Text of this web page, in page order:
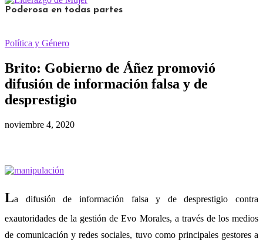
Poderosa en todas partes
Política y Género
Brito: Gobierno de Áñez promovió
difusión de información falsa y de
desprestigio
noviembre 4, 2020
La difusión de información falsa y de desprestigio contra
exautoridades de la gestión de Evo Morales, a través de los medios
de comunicación y redes sociales, tuvo como principales gestores a